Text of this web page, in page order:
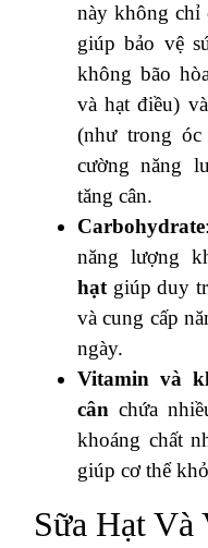
này không chỉ
giúp bảo vệ
không bão
và hạt điều)
(như trong
cường năng
tăng cân.
Carbohydrate
năng lượng
hạt giúp duy
và cung cấp
ngày.
Vitamin và
cân chứa
khoáng chất
giúp cơ thể
Sữa Hạt Và